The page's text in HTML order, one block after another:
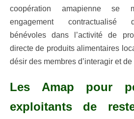
coopération amapienne se
engagement contractualisé
bénévoles dans l’activité de
directe de produits alimentaires
désir des membres d’interagir et
Les Amap pour
exploitants de